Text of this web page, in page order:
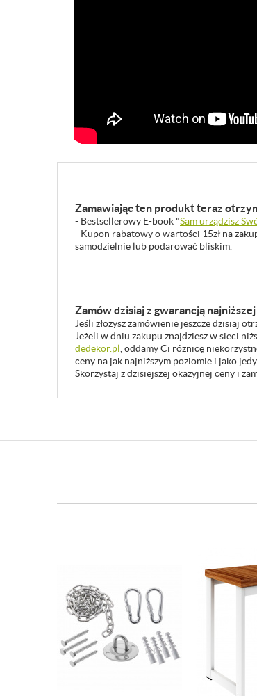
Zamawiając ten produkt teraz
- Bestsellerowy E-book "Sam urządzisz
- Kupon rabatowy o wartości 15zł na
samodzielnie lub podarować bliskim.
Zamów dzisiaj z gwarancją
Jeśli złożysz zamówienie jeszcze dzisiaj
Jeżeli w dniu zakupu znajdziesz w sieci
dedekor.pl , oddamy Ci różnicę
ceny na jak najniższym poziomie i jako
Skorzystaj z dzisiejszej okazyjnej ceny i